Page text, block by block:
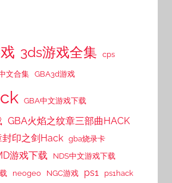
3ds游戏全集 cps
文合集 GBA3d游戏
GBA中文游戏下载
GBA火焰之纹章三部曲HACK
封印之剑Hack gba烧录卡
游戏下载
NDS中文游戏下载
neogeo NGC游戏 ps1
ps1hack